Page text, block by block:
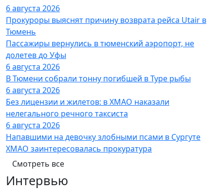
6 августа 2026
Прокуроры выяснят причину возврата рейса Utair в
Тюмень
Пассажиры вернулись в тюменский аэропорт, не
долетев до Уфы
6 августа 2026
В Тюмени собрали тонну погибшей в Туре рыбы
6 августа 2026
Без лицензии и жилетов: в ХМАО наказали
нелегального речного таксиста
6 августа 2026
Напавшими на девочку злобными псами в Сургуте
ХМАО заинтересовалась прокуратура
Смотреть все
Интервью